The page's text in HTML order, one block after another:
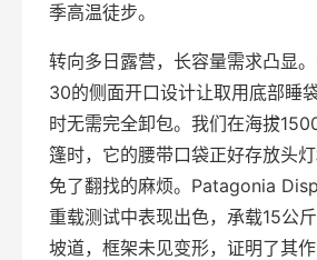
季高温徒步。
转向多日露营，长容量需求凸显
30的侧面开口设计让取用底部睡
时无需完全卸包。我们在海拔
篷时，它的腰带口袋正好存放头
免了翻找的麻烦。Patagonia
重载测试中表现出色，承载15公
坡道，框架未见变形，证明了其